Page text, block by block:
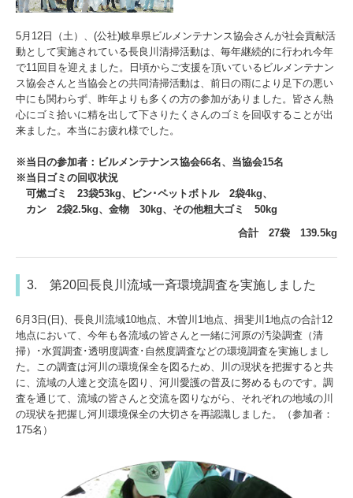
5月12日（土）、(公社)岐阜県ビルメンテナンス協会さんが社会貢献活
動として実施されている長良川清掃活動は、毎年継続的に行われ今年
で11回目を迎えました。日頃からご支援を頂いているビルメンテナン
ス協会さんと当協会との共同清掃活動は、前日の雨により足下の悪い
中にも関わらず、昨年よりも多くの方の参加がありました。皆さん熱
心にゴミ拾いに精を出して下さりたくさんのゴミを回収することが出
来ました。本当にお疲れ様でした。
※当日の参加者：ビルメンテナンス協会66名、当協会15名
※当日ゴミの回収状況
可燃ゴミ 23袋53kg、ビン･ペットボトル 2袋4kg、
カン 2袋2.5kg、金物 30kg、その他粗大ゴミ 50kg
合計 27袋 139.5kg
3. 第20回長良川流域一斉環境調査を実施しました
6月3日(日)、長良川流域10地点、木曽川1地点、揖斐川1地点の合計12
地点において、今年も各流域の皆さんと一緒に河原の汚染調査（清
掃）･水質調査･透明度調査･自然度調査などの環境調査を実施しまし
た。この調査は河川の環境保全を図るため、川の現状を把握すると共
に、流域の人達と交流を図り、河川愛護の普及に努めるものです。調
査を通じて、流域の皆さんと交流を図りながら、それぞれの地域の川
の現状を把握し河川環境保全の大切さを再認識しました。（参加者：
175名）